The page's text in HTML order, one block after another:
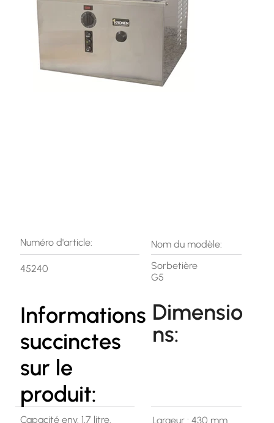
Numéro d'article:
45240
Informations
succinctes
sur le
produit:
Capacité env. 1,7 litre.
Nom du modèle:
Sorbetière
G5
Dimensio
ns:
Largeur : 430 mm